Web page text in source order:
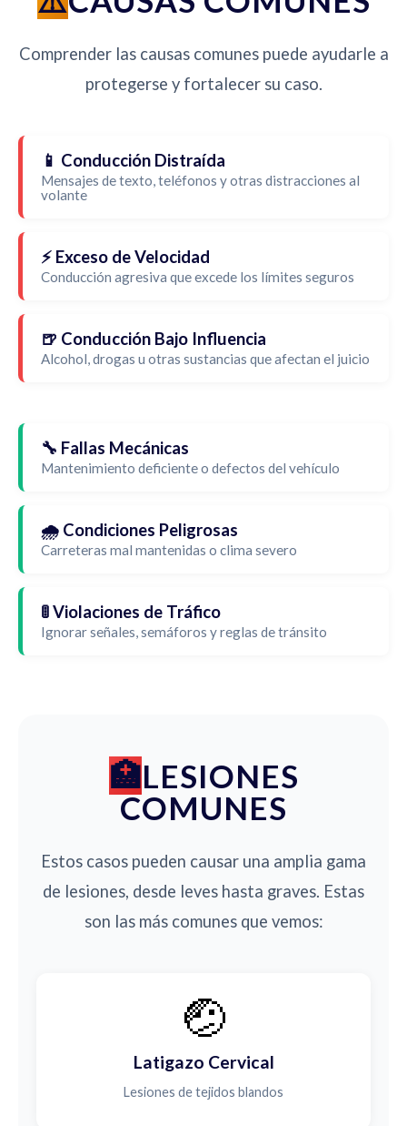
Comprender las causas comunes puede ayudarle a
protegerse y fortalecer su caso.
📱 Conducción Distraída
Mensajes de texto, teléfonos y otras distracciones al
volante
⚡ Exceso de Velocidad
Conducción agresiva que excede los límites seguros
🍺 Conducción Bajo Influencia
Alcohol, drogas u otras sustancias que afectan el juicio
🔧 Fallas Mecánicas
Mantenimiento deficiente o defectos del vehículo
🌧️ Condiciones Peligrosas
Carreteras mal mantenidas o clima severo
🚦 Violaciones de Tráfico
Ignorar señales, semáforos y reglas de tránsito
LESIONES
COMUNES
Estos casos pueden causar una amplia gama
de lesiones, desde leves hasta graves. Estas
son las más comunes que vemos:
🤕
Latigazo Cervical
Lesiones de tejidos blandos